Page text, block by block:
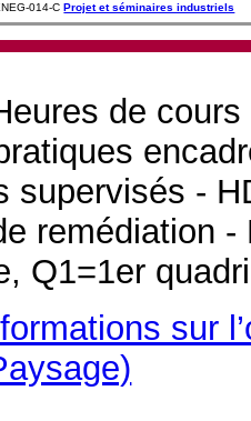
014-CProjet et séminaires industriels
de
supervisés -
remédiation
Q1=1er
sur